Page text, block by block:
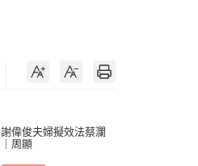
謝偉俊夫婦擬效法蔡瀾
｜周顯